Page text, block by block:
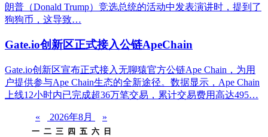
朗普（Donald Trump）竞选总统的活动中发表演讲时，提到了
狗狗币，这导致…
Gate.io创新区正式接入公链ApeChain
Gate.io创新区宣布正式接入无聊猿官方公链Ape Chain，为用
户提供参与Ape Chain生态的全新途径。数据显示，Ape Chain
上线12小时内已完成超36万笔交易，累计交易费用高达495…
« 2026年8月 »
一 二 三 四 五 六 日